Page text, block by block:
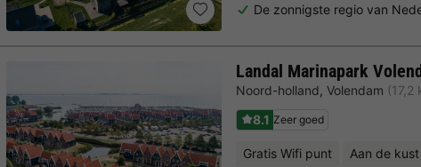
De zonnigste regio van
Landal Marinapark
Noord-holland, Volendam (17,2
8.1 Zeer goed
Gratis Wifi punt Aan de kust